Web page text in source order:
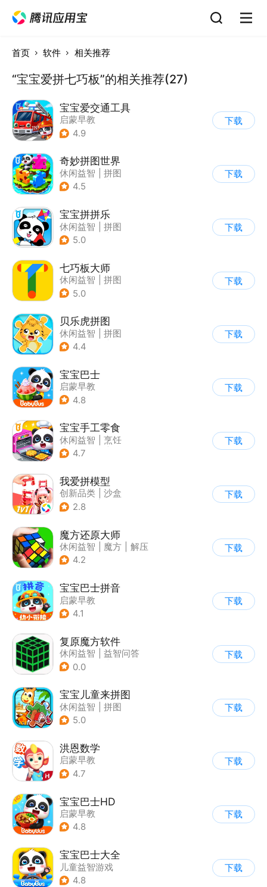
首页 软件 相关推荐
“宝宝爱拼七巧板”的相关推荐(27)
宝宝爱交通工具
启蒙早教
4.9
下载
奇妙拼图世界
休闲益智
拼图
| 宝宝巴士
4.5
下载
宝宝拼拼乐
休闲益智
拼图
| 宝宝巴士
5.0
下载
七巧板大师
休闲益智
拼图
5.0
下载
贝乐虎拼图
休闲益智
拼图
| 学习教育
4.4
下载
宝宝巴士
启蒙早教
| 儿童益智游戏
4.8
下载
宝宝手工零食
休闲益智
烹饪
| 宝宝巴士
4.7
下载
我爱拼模型
创新品类
沙盒
| 像素风
2.8
下载
魔方还原大师
休闲益智 魔方
解压
| 脑洞
4.2
下载
宝宝巴士拼音
启蒙早教
4.1
下载
复原魔方软件
休闲益智
益智问答
| 学习教育
0.0
下载
宝宝儿童来拼图
休闲益智
拼图
| 儿童游戏
5.0
下载
洪恩数学
启蒙早教
4.7
下载
宝宝巴士HD
启蒙早教
| 儿童益智游戏
4.8
下载
宝宝巴士大全
儿童益智游戏
| 启蒙早教
4.8
下载